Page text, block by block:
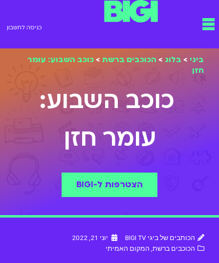
תפריט כניסה לחשבון
ביגי > בלוג > הכוכבים ברשת >כוכב השבוע: עומר
חזן
כוכב השבוע:
עומר חזן
הצטרפות ל-BIGI
הכותבים של ביגי BIGI TV
יוני 21, 2022
הכוכבים ברשת, המקום האמיתי